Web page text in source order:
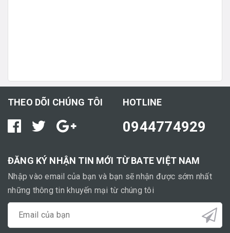
THEO DÕI CHÚNG TÔI HOTLINE
0944774929
ĐĂNG KÝ NHẬN TIN MỚI TỪ BATE VIỆT NAM
Nhập vào email của bạn và bạn sẽ nhận được sớm nhất
những thông tin khuyến mại từ chúng tôi